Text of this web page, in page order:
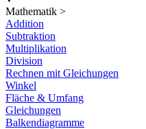
Mathematik >
Addition
Subtraktion
Multiplikation
Division
Rechnen mit Gleichungen
Winkel
Fläche & Umfang
Gleichungen
Balkendiagramme